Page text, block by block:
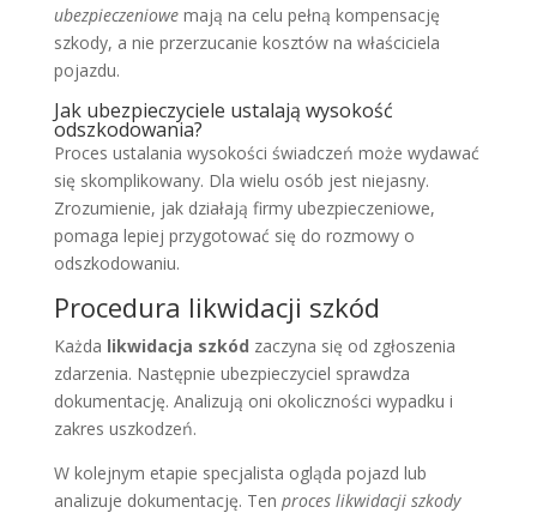
ubezpieczeniowemają na celu pełną kompensację
szkody, a nie przerzucanie kosztów na właściciela
pojazdu.
Jak ubezpieczyciele ustalają wysokość
odszkodowania?
Proces ustalania wysokości świadczeń może wydawać
się skomplikowany. Dla wielu osób jest niejasny.
Zrozumienie, jak działają firmy ubezpieczeniowe,
pomaga lepiej przygotować się do rozmowy o
odszkodowaniu.
Procedura likwidacji szkód
Każda likwidacja szkód zaczyna się od zgłoszenia
zdarzenia. Następnie ubezpieczyciel sprawdza
dokumentację. Analizują oni okoliczności wypadku i
zakres uszkodzeń.
W kolejnym etapie specjalista ogląda pojazd lub
analizuje dokumentację. Ten proces likwidacji szkody